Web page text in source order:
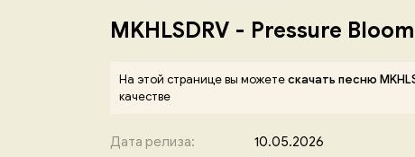
MKHLSDRV - Pressure Bloom
На этой странице вы можетескачать песню
качестве
Дата релиза:
10.05.2026